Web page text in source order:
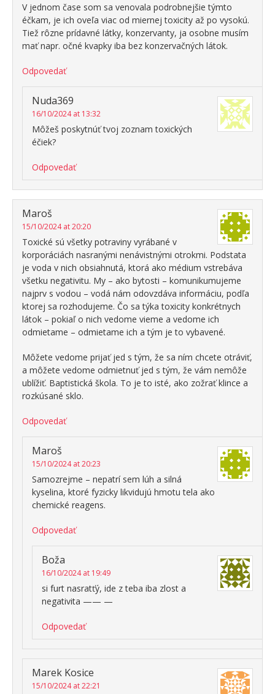
V jednom čase som sa venovala podrobnejšie týmto
éčkam, je ich oveľa viac od miernej toxicity až po vysokú.
Tiež rôzne prídavné látky, konzervanty, ja osobne musím
mať napr. očné kvapky iba bez konzervačných látok.
Odpovedať
Nuda369
16/10/2024 at 13:32
Môžeš poskytnúť tvoj zoznam toxických
éčiek?
Odpovedať
Maroš
15/10/2024 at 20:20
Toxické sú všetky potraviny vyrábané v
korporáciách nasranými nenávistnými otrokmi. Podstata
je voda v nich obsiahnutá, ktorá ako médium vstrebáva
všetku negativitu. My – ako bytosti – komunikumujeme
najprv s vodou – vodá nám odovzdáva informáciu, podľa
ktorej sa rozhodujeme. Čo sa týka toxicity konkrétnych
látok – pokiaľ o nich vedome vieme a vedome ich
odmietame – odmietame ich a tým je to vybavené.
Môžete vedome prijať jed s tým, že sa ním chcete otráviť,
a môžete vedome odmietnuť jed s tým, že vám nemôže
ublížiť. Baptistická škola. To je to isté, ako zožrať klince a
rozkúsané sklo.
Odpovedať
Maroš
15/10/2024 at 20:23
Samozrejme – nepatrí sem lúh a silná
kyselina, ktoré fyzicky likvidujú hmotu tela ako
chemické reagens.
Odpovedať
Boža
16/10/2024 at 19:49
si furt nasratťý, ide z teba iba zlost a
negativita —— —
Odpovedať
Marek Kosice
15/10/2024 at 22:21